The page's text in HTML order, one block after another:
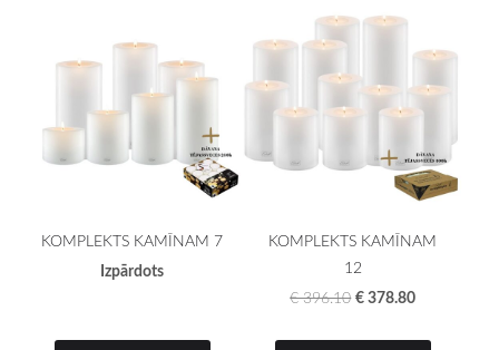
KOMPLEKTS KAMĪNAM 7
Izpārdots
KOMPLEKTS KAMĪNAM
12
€ 396.10 € 378.80